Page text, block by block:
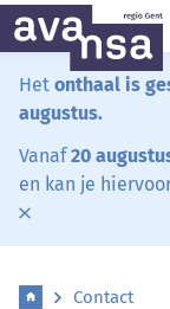
Het onthaal is
augustus.
Vanaf20
en kan je
Contact